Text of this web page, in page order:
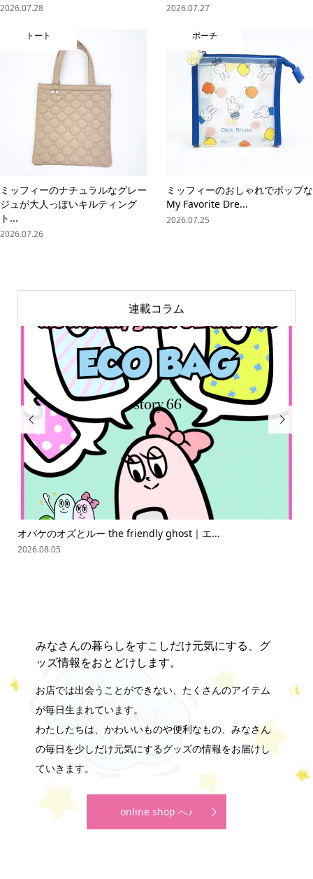
2026.07.28 2026.07.27
トート
ミッフィーのナチュラルなグレー
ジュが大人っぽいキルティング
ト...
2026.07.26
ポーチ
ミッフィーのおしゃれでポップな
My Favorite Dre...
2026.07.25
連載コラム

オバケのオズとルー the friendly ghost｜エ...
2026.08.05

みなさんの暮らしをすこしだけ元気にする、グ
ッズ情報をおとどけします。
お店では出会うことができない、たくさんのアイテム
が毎日生まれています。
わたしたちは、かわいいものや便利なもの、みなさん
の毎日を少しだけ元気にするグッズの情報をお届けし
ていきます。
online shop へ♪